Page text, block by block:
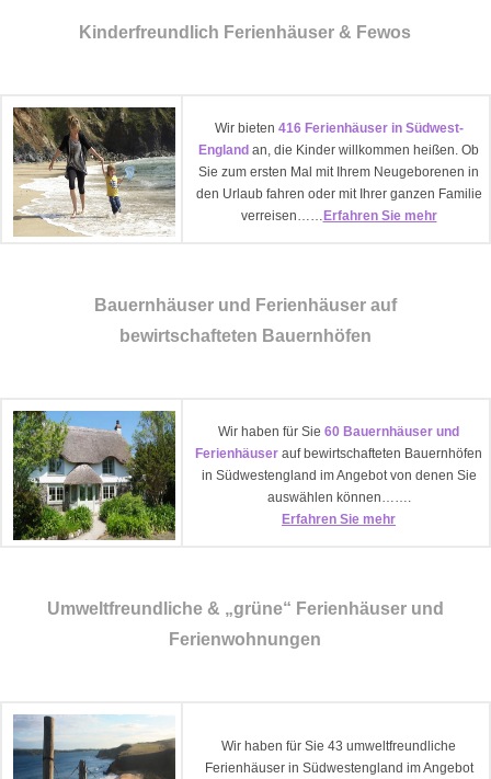
Kinderfreundlich Ferienhäuser & Fewos
Wir bieten 416 Ferienhäuser in Südwest-
England an, die Kinder willkommen heißen. Ob
Sie zum ersten Mal mit Ihrem Neugeborenen in
den Urlaub fahren oder mit Ihrer ganzen Familie
verreisen…… Erfahren Sie mehr
Bauernhäuser und Ferienhäuser auf
bewirtschafteten Bauernhöfen
Wir haben für Sie 60 Bauernhäuser und
Ferienhäuser auf bewirtschafteten Bauernhöfen
in Südwestengland im Angebot von denen Sie
auswählen können…….
Erfahren Sie mehr
Umweltfreundliche & „grüne“ Ferienhäuser und
Ferienwohnungen
Wir haben für Sie 43 umweltfreundliche
Ferienhäuser in Südwestengland im Angebot